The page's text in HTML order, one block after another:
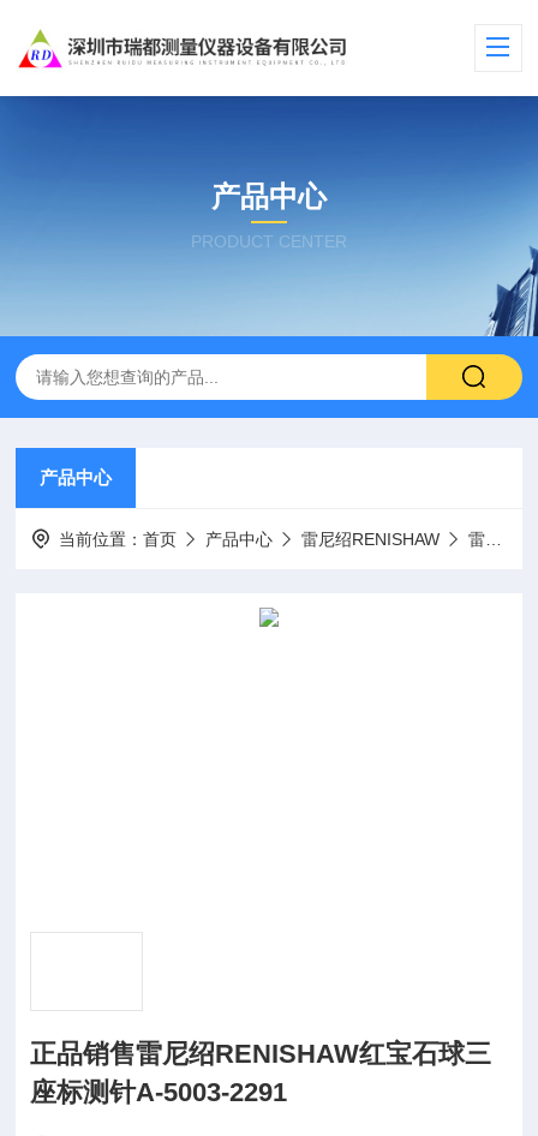
产品中心
PRODUCT CENTER
产品中心
当前位置：首页 产品中心 雷尼绍RENISHAW 雷尼绍红宝石测针
正品销售雷尼绍RENISHAW红宝石球三
座标测针A-5003-2291